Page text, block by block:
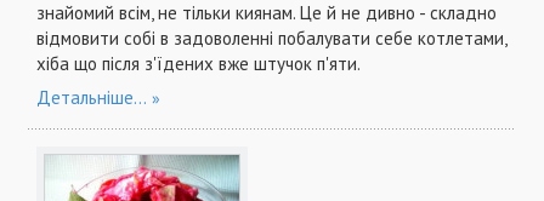
знайомий всім, не тільки киянам. Це й не дивно - складно
відмовити собі в задоволенні побалувати себе котлетами,
хіба що після з'їдених вже штучок п'яти.
Детальніше...